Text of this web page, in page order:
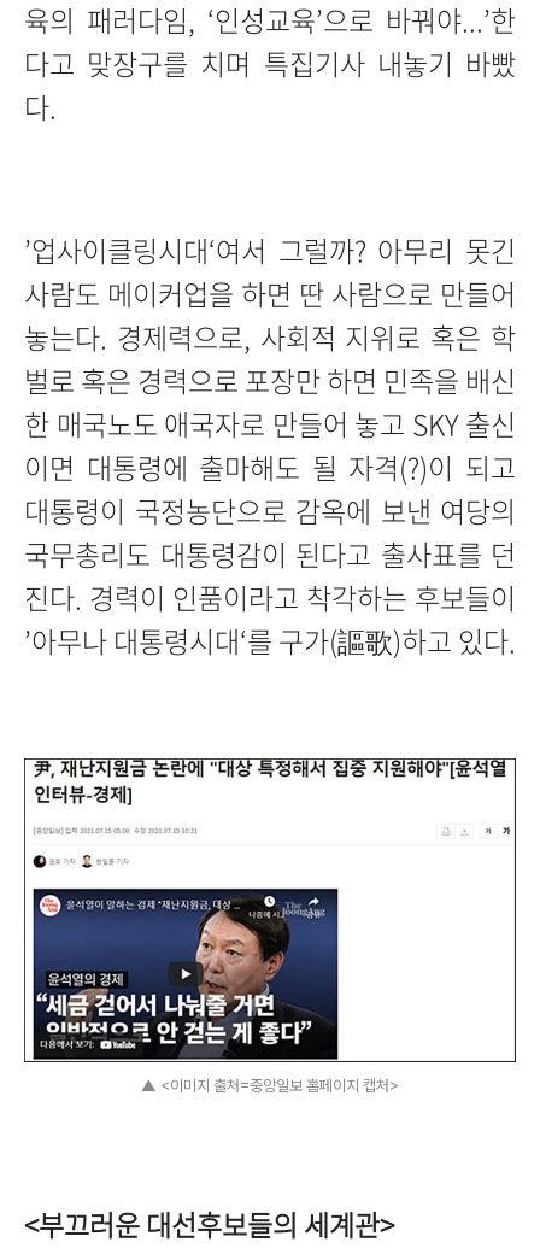
육의 패러다임, ‘인성교육’으로 바꿔야...’한
다고 맞장구를 치며 특집기사 내놓기 바빴
다.
’업사이클링시대‘여서 그럴까? 아무리 못긴
사람도 메이커업을 하면 딴 사람으로 만들어
놓는다. 경제력으로, 사회적 지위로 혹은 학
벌로 혹은 경력으로 포장만 하면 민족을 배신
한 매국노도 애국자로 만들어 놓고 SKY 출신
이면 대통령에 출마해도 될 자격(?)이 되고
대통령이 국정농단으로 감옥에 보낸 여당의
국무총리도 대통령감이 된다고 출사표를 던
진다. 경력이 인품이라고 착각하는 후보들이
’아무나 대통령시대‘를 구가(謳歌)하고 있다.
▲ <이미지 출처=중앙일보 홈페이지 캡처>
<부끄러운 대선후보들의 세계관>